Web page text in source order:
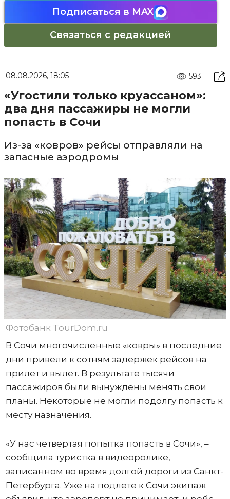
Подписаться в MAX
Связаться с редакцией
08.08.2026, 18:05 593
«Угостили только круассаном»:
два дня пассажиры не могли
попасть в Сочи
Из-за «ковров» рейсы отправляли на
запасные аэродромы
Фотобанк TourDom.ru
В Сочи многочисленные «ковры» в последние
дни привели к сотням задержек рейсов на
прилет и вылет. В результате тысячи
пассажиров были вынуждены менять свои
планы. Некоторые не могли подолгу попасть к
месту назначения.
«У нас четвертая попытка попасть в Сочи», –
сообщила туристка в видеоролике,
записанном во время долгой дороги из Санкт-
Петербурга. Уже на подлете к Сочи экипаж